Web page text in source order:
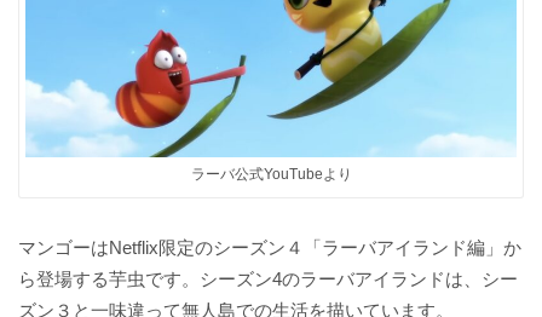
ラーバ公式YouTubeより
マンゴーはNetflix限定のシーズン４「ラーバアイランド編」か
ら登場する芋虫です。シーズン4のラーバアイランドは、シー
ズン３と一味違って無人島での生活を描いています。